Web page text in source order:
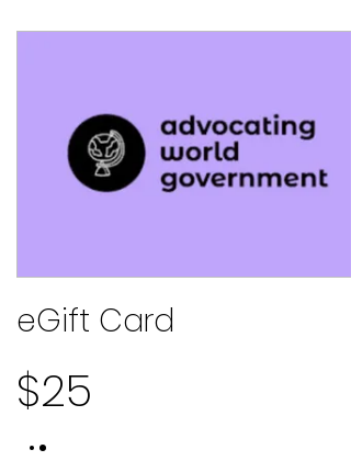
eGift Card
$25